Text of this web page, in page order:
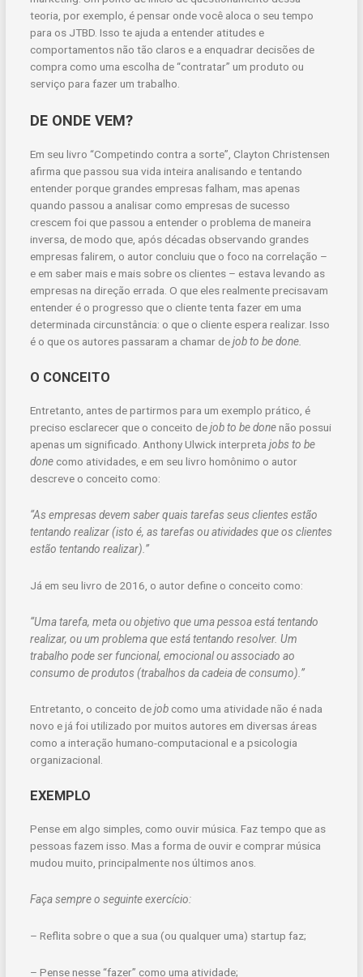
teoria, por exemplo, é pensar onde você aloca o seu tempo
para os JTBD. Isso te ajuda a entender atitudes e
comportamentos não tão claros e a enquadrar decisões de
compra como uma escolha de “contratar” um produto ou
serviço para fazer um trabalho.
DE ONDE VEM?
Em seu livro “Competindo contra a sorte”, Clayton Christensen
afirma que passou sua vida inteira analisando e tentando
entender porque grandes empresas falham, mas apenas
quando passou a analisar como empresas de sucesso
crescem foi que passou a entender o problema de maneira
inversa, de modo que, após décadas observando grandes
empresas falirem, o autor concluiu que o foco na correlação –
e em saber mais e mais sobre os clientes – estava levando as
empresas na direção errada. O que eles realmente precisavam
entender é o progresso que o cliente tenta fazer em uma
determinada circunstância: o que o cliente espera realizar. Isso
é o que os autores passaram a chamar dejob to be done.
O CONCEITO
Entretanto, antes de partirmos para um exemplo prático, é
preciso esclarecer que o conceito dejob to be donenão possui
apenas um significado. Anthony Ulwick interpretajobs to be
done como atividades, e em seu livro homônimo o autor
descreve o conceito como:
“As empresas devem saber quais tarefas seus clientes estão
tentando realizar (isto é, as tarefas ou atividades que os clientes
estão tentando realizar).”
Já em seu livro de 2016, o autor define o conceito como:
“Uma tarefa, meta ou objetivo que uma pessoa está tentando
realizar, ou um problema que está tentando resolver. Um
trabalho pode ser funcional, emocional ou associado ao
consumo de produtos (trabalhos da cadeia de consumo).”
Entretanto, o conceito dejob como uma atividade não é nada
novo e já foi utilizado por muitos autores em diversas áreas
como a interação humano-computacional e a psicologia
organizacional.
EXEMPLO
Pense em algo simples, como ouvir música. Faz tempo que as
pessoas fazem isso. Mas a forma de ouvir e comprar música
mudou muito, principalmente nos últimos anos.
Faça sempre o seguinte exercício:
– Reflita sobre o que a sua (ou qualquer uma) startup faz;
– Pense nesse “fazer” como uma atividade;